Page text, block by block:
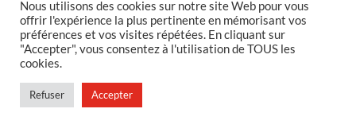
MENTIONS LEGALES
Foire aux questions
Conditions générales de vente
Conditions générales de vente en magasin
Nous utilisons des cookies sur notre site Web pour vous
offrir l'expérience la plus pertinente en mémorisant vos
préférences et vos visites répétées. En cliquant sur
"Accepter", vous consentez à l'utilisation de TOUS les
cookies.
Refuser Accepter